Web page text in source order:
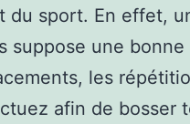
du sport. En effet,
suppose une bonne
les
afin de bosser